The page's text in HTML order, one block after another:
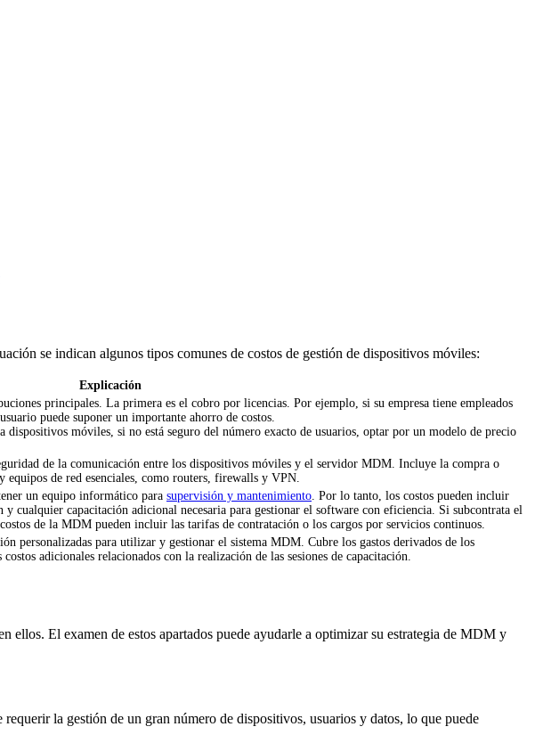
se indican algunos tipos comunes de costos de gestión de dispositivos móviles:
Explicación
principales. La primera es el cobro por licencias. Por ejemplo, si su empresa tiene empleados
puede suponer un importante ahorro de costos.
móviles, si no está seguro del número exacto de usuarios, optar por un modelo de precio
de la comunicación entre los dispositivos móviles y el servidor MDM. Incluye la compra o
de red esenciales, como routers, firewalls y VPN.
un equipo informático para supervisión y mantenimiento . Por lo tanto, los costos pueden incluir
cualquier capacitación adicional necesaria para gestionar el software con eficiencia. Si subcontrata el
de la MDM pueden incluir las tarifas de contratación o los cargos por servicios continuos.
personalizadas para utilizar y gestionar el sistema MDM. Cubre los gastos derivados de los
adicionales relacionados con la realización de las sesiones de capacitación.
El examen de estos apartados puede ayudarle a optimizar su estrategia de MDM y
la gestión de un gran número de dispositivos, usuarios y datos, lo que puede